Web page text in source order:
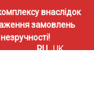
внаслідок
замовлень
RU UK